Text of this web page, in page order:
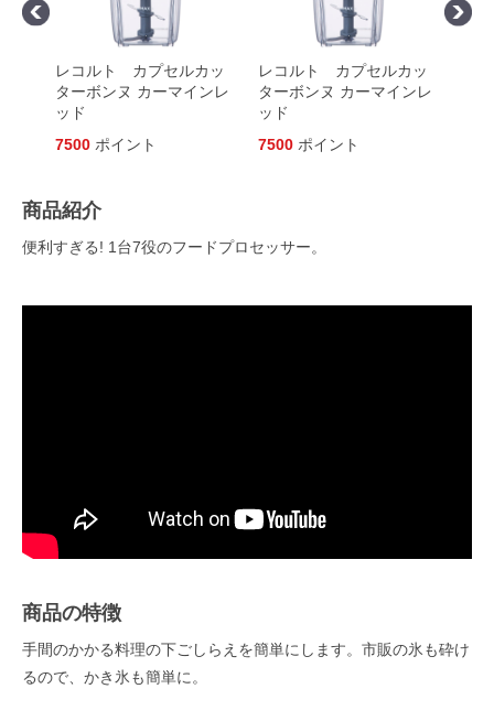
レコルト カプセルカッ
ターボンヌ カーマインレ
ッド
7500 ポイント
レコルト カプセルカッ
ターボンヌ カーマインレ
ッド
7500 ポイント
商品紹介
便利すぎる! 1台7役のフードプロセッサー。
商品の特徴
手間のかかる料理の下ごしらえを簡単にします。市販の氷も砕け
るので、かき氷も簡単に。